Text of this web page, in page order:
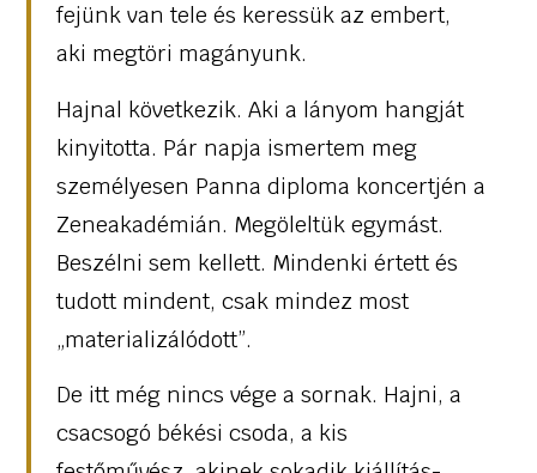
fejünk van tele és keressük az embert,
aki megtöri magányunk.
Hajnal következik. Aki a lányom hangját
kinyitotta. Pár napja ismertem meg
személyesen Panna diploma koncertjén a
Zeneakadémián. Megöleltük egymást.
Beszélni sem kellett. Mindenki értett és
tudott mindent, csak mindez most
„materializálódott”.
De itt még nincs vége a sornak. Hajni, a
csacsogó békési csoda, a kis